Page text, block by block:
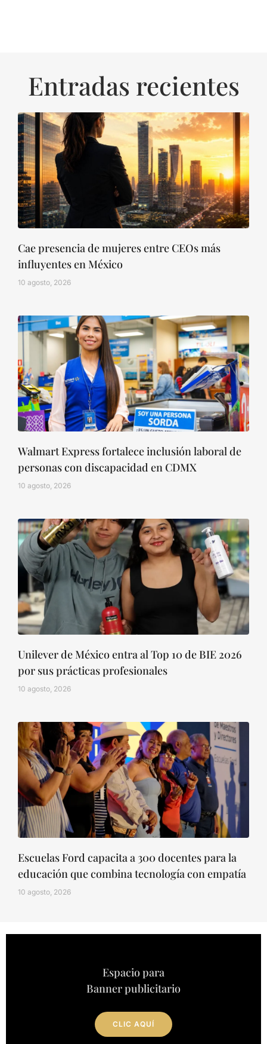
Entradas recientes
Cae presencia de mujeres entre CEOs más
influyentes en México
10 agosto, 2026
Walmart Express fortalece inclusión laboral de
personas con discapacidad en CDMX
10 agosto, 2026
Unilever de México entra al Top 10 de BIE 2026
por sus prácticas profesionales
10 agosto, 2026
Escuelas Ford capacita a 300 docentes para la
educación que combina tecnología con empatía
10 agosto, 2026
Espacio para
Banner publicitario
CLIC AQUÍ